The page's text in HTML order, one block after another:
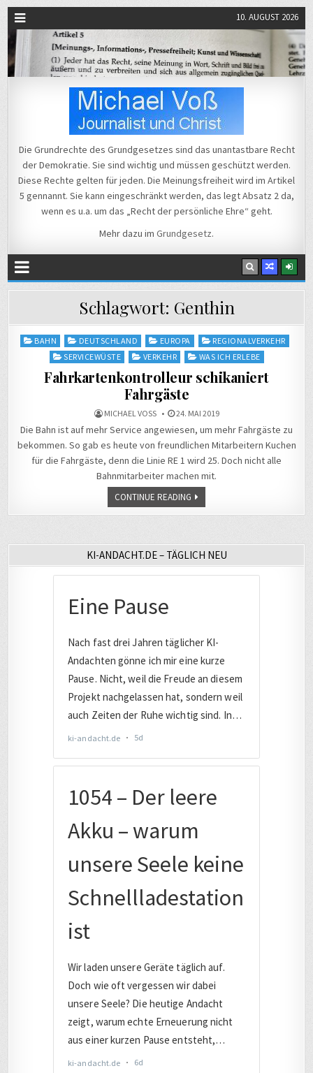
10. AUGUST 2026
Michael Voß
Die Grundrechte des Grundgesetzes sind das unantastbare Recht
der Demokratie. Sie sind wichtig und müssen geschützt werden.
Diese Rechte gelten für jeden. Die Meinungsfreiheit wird im Artikel
5 gennannt. Sie kann eingeschränkt werden, das legt Absatz 2 da,
wenn es u.a. um das „Recht der persönliche Ehre“ geht.
Mehr dazu im Grundgesetz.
Schlagwort: Genthin
Posted
BAHN DEUTSCHLAND EUROPA
REGIONALVERKEHR
SERVICEWÜSTE
VERKEHR WAS ICH ERLEBE
Fahrkartenkontrolleur schikaniert
Fahrgäste
MICHAEL VOSS 24. MAI 2019
Die Bahn ist auf mehr Service angewiesen, um mehr Fahrgäste zu
bekommen. So gab es heute von freundlichen Mitarbeitern Kuchen
für die Fahrgäste, denn die Linie RE 1 wird 25. Doch nicht alle
Bahnmitarbeiter machen mit.
CONTINUE READING
KI-ANDACHT.DE – TÄGLICH NEU